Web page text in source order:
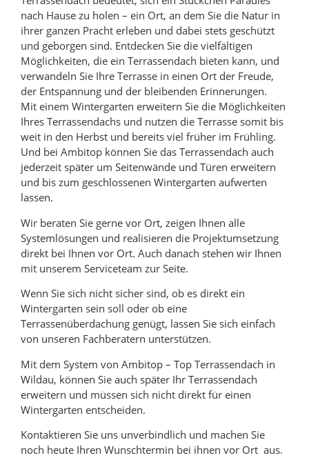
nach Hause zu holen – ein Ort, an dem Sie die Natur in
ihrer ganzen Pracht erleben und dabei stets geschützt
und geborgen sind. Entdecken Sie die vielfältigen
Möglichkeiten, die ein Terrassendach bieten kann, und
verwandeln Sie Ihre Terrasse in einen Ort der Freude,
der Entspannung und der bleibenden Erinnerungen.
Mit einem Wintergarten erweitern Sie die Möglichkeiten
Ihres Terrassendachs und nutzen die Terrasse somit bis
weit in den Herbst und bereits viel früher im Frühling.
Und bei Ambitop können Sie das Terrassendach auch
jederzeit später um Seitenwände und Türen erweitern
und bis zum geschlossenen Wintergarten aufwerten
lassen.
Wir beraten Sie gerne vor Ort, zeigen Ihnen alle
Systemlösungen und realisieren die Projektumsetzung
direkt bei Ihnen vor Ort. Auch danach stehen wir Ihnen
mit unserem Serviceteam zur Seite.
Wenn Sie sich nicht sicher sind, ob es direkt ein
Wintergarten sein soll oder ob eine
Terrassenüberdachung genügt, lassen Sie sich einfach
von unseren Fachberatern unterstützen.
Mit dem System von Ambitop – Top Terrassendach in
Wildau, können Sie auch später Ihr Terrassendach
erweitern und müssen sich nicht direkt für einen
Wintergarten entscheiden.
Kontaktieren Sie uns unverbindlich und machen Sie
noch heute Ihren Wunschtermin bei ihnen vor Ort aus.